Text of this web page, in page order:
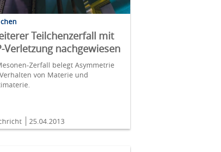
Teilchenzerfall mit
Verletzung nachgewiesen
Zerfall belegt Asymmetrie
von Materie und
25.04.2013